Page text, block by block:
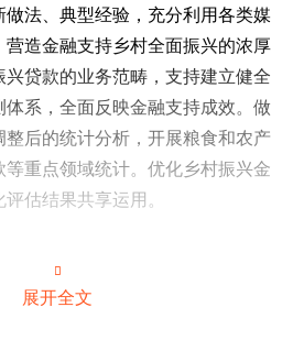
法、典型经验，充分利用各类媒
造金融支持乡村全面振兴的浓厚
贷款的业务范畴，支持建立健全
系，全面反映金融支持成效。做
后的统计分析，开展粮食和农产
重点领域统计。优化乡村振兴金
估结果共享运用。

展开全文